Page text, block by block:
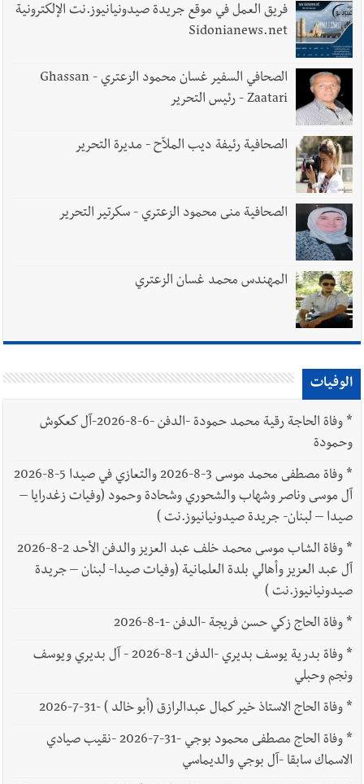
أخبار صيدا
بدعوة من بلديتها الخميس ٦-٨-٢٠٢٦ مع الفنان المميز أدهم شلهوب
وبرنامج حافل وسهرات ممتعة...شاركونا الفرحة
فريق العمل في موقع جريدة صيدونيانيوز.نت الإلكترونية
Sidonianews.net
الصحافي السفير غسان محمود الزعتري - Ghassan
Zaatari - رئيس التحرير
الصحافية رئيفة ديب الملاّح - مديرة التحرير
الصحافية منى محمود الزعتري - سكرتير التحرير
المهندس محمد غسان الزعتري
الوفيات
*
وفاة الحاجة رقية محمد حمودة -الدفن -6-8-2026-آل كعكوش
وحمودة
*
وفاة مصطفى محمد موسى 3-8-2026 والتعازي في صيدا 5-8-2026
آل موسى وناصر وشهاب والشحوري وشحادة وحمود (وفيات زغدرايا –
صيدا – لبنان- جريدة صيدونيانيوز.نت )
*
وفاة الشاب موسى محمد خلف عبد العزيز والدفن الأحد 2-8-2026
آل عبد العزيز وأهالي بلدة العلمانية (وفيات صيدا- لبنان – جريدة
صيدونيانيوز.نت )
*وفاة الحاج زكي حسن فريجة -الدفن -1-8-2026
*
وفاة بدرية يوسف بديري -الدفن 1-8-2026 - آل بديري ويوسف
ونجم وحبلي
*وفاة الحاج الاستاذ خير كمال عبدالرازق (أبو خالد ) -31-7-2026
*
وفاة الحاج مصطفى محمود بوجي -31-7-2026 -نقيب صيادي
الاسماك سابقا -آل بوجي والديماسي